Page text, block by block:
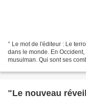
° Le mot de l'éditeur : Le
dans le monde. En
musulman. Qui sont ses
"Le nouveau